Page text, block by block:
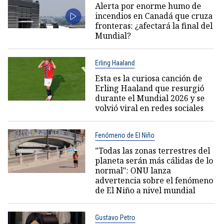
Alerta por enorme humo de
incendios en Canadá que cruza
fronteras: ¿afectará la final del
Mundial?
Erling Haaland
Esta es la curiosa canción de
Erling Haaland que resurgió
durante el Mundial 2026 y se
volvió viral en redes sociales
Fenómeno de El Niño
"Todas las zonas terrestres del
planeta serán más cálidas de lo
normal": ONU lanza
advertencia sobre el fenómeno
de El Niño a nivel mundial
Gustavo Petro